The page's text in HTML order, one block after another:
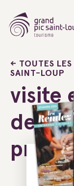
TOUTES
SAINT-LOUP
visite